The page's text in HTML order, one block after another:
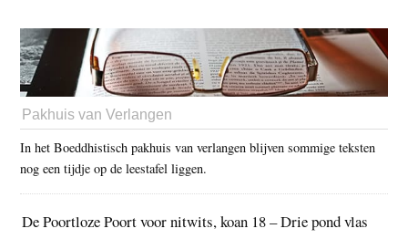
Pakhuis van Verlangen
In het Boeddhistisch pakhuis van verlangen blijven sommige teksten
nog een tijdje op de leestafel liggen.
De Poortloze Poort voor nitwits, koan 18 – Drie pond vlas